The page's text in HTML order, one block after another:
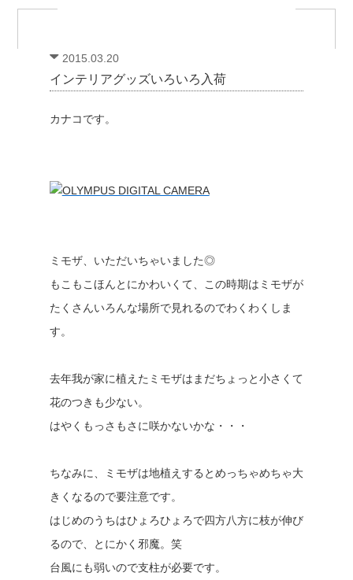
2015.03.20
インテリアグッズいろいろ入荷
カナコです。
ミモザ、いただいちゃいました◎
もこもこほんとにかわいくて、この時期はミモザが
たくさんいろんな場所で見れるのでわくわくしま
す。
去年我が家に植えたミモザはまだちょっと小さくて
花のつきも少ない。
はやくもっさもさに咲かないかな・・・
ちなみに、ミモザは地植えするとめっちゃめちゃ大
きくなるので要注意です。
はじめのうちはひょろひょろで四方八方に枝が伸び
るので、とにかく邪魔。笑
台風にも弱いので支柱が必要です。